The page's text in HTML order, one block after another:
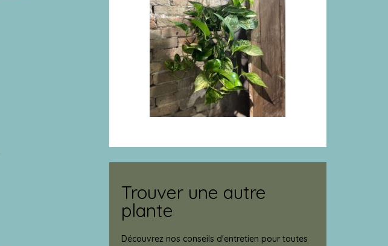
Trouver une autre
plante
Découvrez nos conseils d'entretien pour toutes